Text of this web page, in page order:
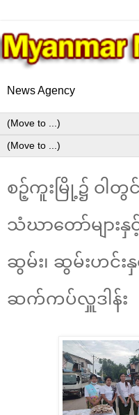
News Agency
စဉ့်ကူးမြို့၌ ဝါ
သံဃာတော်များနှ
ဆွမ်း၊ ဆွမ်းဟင်းနှ
ဆက်ကပ်လှူဒါန်း